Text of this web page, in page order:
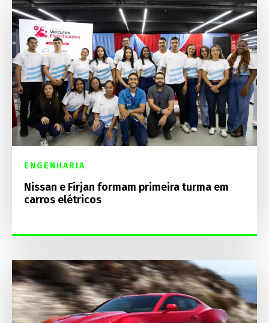
ENGENHARIA
Nissan e Firjan formam primeira turma em
carros elétricos